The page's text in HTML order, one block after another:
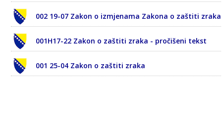
002 19-07 Zakon o izmjenama Zakona o zaštiti zraka
001H17-22 Zakon o zaštiti zraka - pročišeni tekst
001 25-04 Zakon o zaštiti zraka